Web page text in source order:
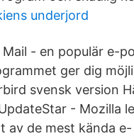
underjord
- en populär e-
ger dig
svensk version
- Mozilla
av de mest kända e-